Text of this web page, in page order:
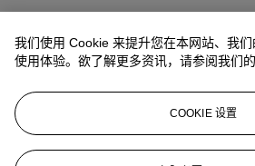
Winsy Tsang（曾慧思）SVP, Head of
wtsang@christies.com +852 2978 6841
登入
我们使用 Cookie 来提升您在本网站、我
使用体验。欲了解更多资讯，请参阅我们的
COOKIE 设置